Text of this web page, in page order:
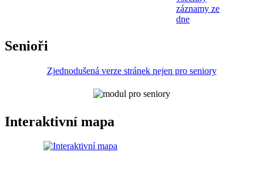
záznamy ze
dne
Senioři
Zjednodušená verze stránek nejen pro seniory
Interaktivní mapa